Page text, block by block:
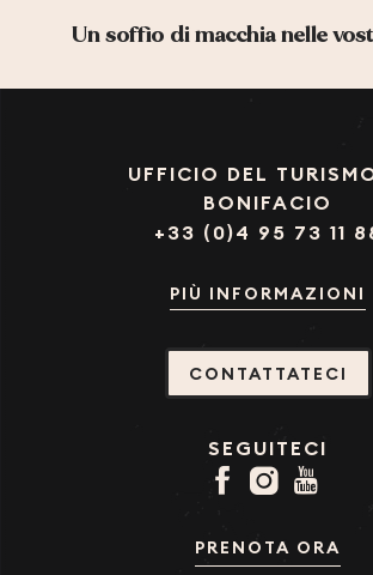
Un soffio di macchia nelle
UFFICIO DEL
BONIFACIO
+33 (0)4 95 73 11
PIÙ INFORMAZIONI
CONTATTATECI
SEGUITECI
PRENOTA ORA